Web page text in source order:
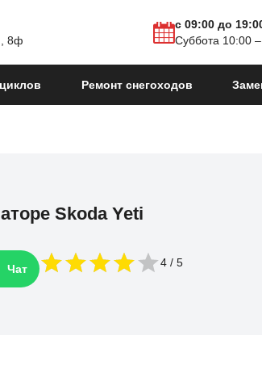
8ф
с 09:00 до
Суббота 10:00
Ремонт снегоходов
Skoda Yeti
Чат 4